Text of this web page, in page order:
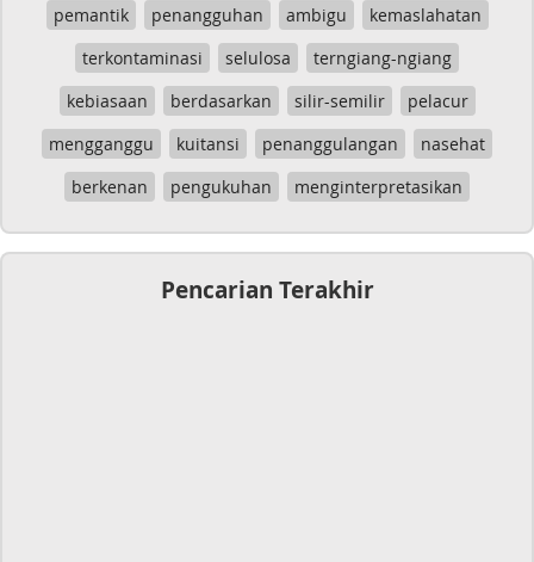
pemantik
penangguhan ambigu
kemaslahatan
terkontaminasi
selulosa
terngiang-ngiang
kebiasaan
berdasarkan silir-semilir
pelacur
mengganggu
kuitansi penanggulangan
nasehat
berkenan
pengukuhan menginterpretasikan
Pencarian Terakhir